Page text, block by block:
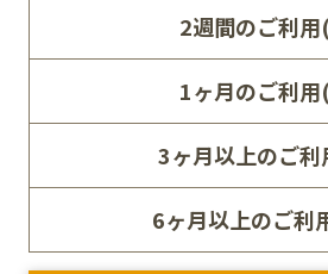
2週間のご利
1ヶ月のご利
3ヶ月以上のご
6ヶ月以上のご利